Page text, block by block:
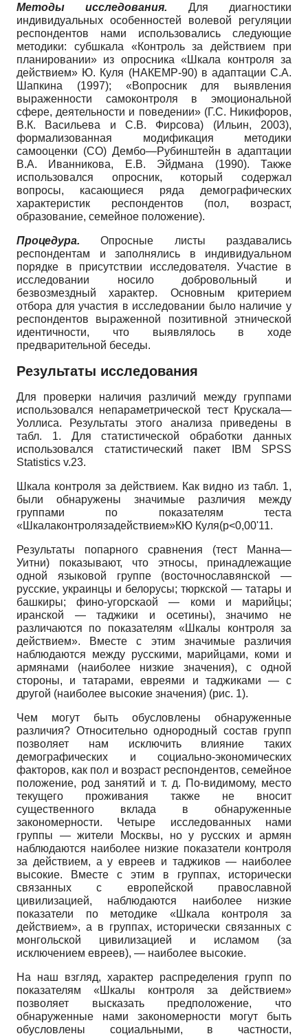
Методы исследования. Для диагностики
индивидуальных особенностей волевой регуляции
респондентов нами использовались следующие
методики: субшкала «Контроль за действием при
планировании» из опросника «Шкала контроля за
действием» Ю. Куля (НАКЕМР-90) в адаптации С.А.
Шапкина (1997); «Вопросник для выявления
выраженности самоконтроля в эмоциональной
сфере, деятельности и поведении» (Г.С. Никифоров,
В.К. Васильева и С.В. Фирсова) (Ильин, 2003),
формализованная модификация методики
самооценки (СО) Дембо—Рубинштейн в адаптации
В.А. Иванникова, Е.В. Эйдмана (1990). Также
использовался опросник, который содержал
вопросы, касающиеся ряда демографических
характеристик респондентов (пол, возраст,
образование, семейное положение).
Процедура. Опросные листы раздавались
респондентам и заполнялись в индивидуальном
порядке в присутствии исследователя. Участие в
исследовании носило добровольный и
безвозмездный характер. Основным критерием
отбора для участия в исследовании было наличие у
респондентов выраженной позитивной этнической
идентичности, что выявлялось в ходе
предварительной беседы.
Результаты исследования
Для проверки наличия различий между группами
использовался непараметрической тест Крускала—
Уоллиса. Результаты этого анализа приведены в
табл. 1. Для статистической обработки данных
использовался статистический пакет IBM SPSS
Statistics v.23.
Шкала контроля за действием. Как видно из табл. 1,
были обнаружены значимые различия между
группами по показателям теста
«Шкалаконтролязадействием»КЮ Куля(р<0,00'11.
Результаты попарного сравнения (тест Манна—
Уитни) показывают, что этносы, принадлежащие
одной языковой группе (восточнославянской —
русские, украинцы и белорусы; тюркской — татары и
башкиры; фино-угорскаой — коми и марийцы;
иранской — таджики и осетины), значимо не
различаются по показателям «Шкалы контроля за
действием». Вместе с этим значимые различия
наблюдаются между русскими, марийцами, коми и
армянами (наиболее низкие значения), с одной
стороны, и татарами, евреями и таджиками — с
другой (наиболее высокие значения) (рис. 1).
Чем могут быть обусловлены обнаруженные
различия? Относительно однородный состав групп
позволяет нам исключить влияние таких
демографических и социально-экономических
факторов, как пол и возраст респондентов, семейное
положение, род занятий и т. д. По-видимому, место
текущего проживания также не вносит
существенного вклада в обнаруженные
закономерности. Четыре исследованных нами
группы — жители Москвы, но у русских и армян
наблюдаются наиболее низкие показатели контроля
за действием, а у евреев и таджиков — наиболее
высокие. Вместе с этим в группах, исторически
связанных с европейской православной
цивилизацией, наблюдаются наиболее низкие
показатели по методике «Шкала контроля за
действием», а в группах, исторически связанных с
монгольской цивилизацией и исламом (за
исключением евреев), — наиболее высокие.
На наш взгляд, характер распределения групп по
показателям «Шкалы контроля за действием»
позволяет высказать предположение, что
обнаруженные нами закономерности могут быть
обусловлены социальными, в частности,